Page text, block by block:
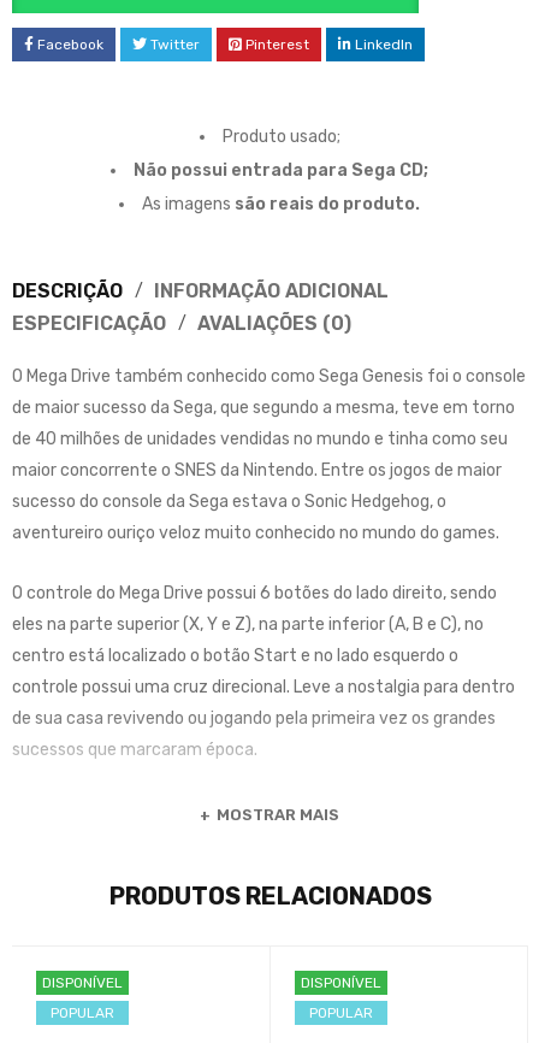
Facebook Twitter Pinterest LinkedIn
Produto usado;
Não possui entrada para Sega CD;
As imagens são reais do produto.
DESCRIÇÃO
INFORMAÇÃO ADICIONAL
ESPECIFICAÇÃO
AVALIAÇÕES (0)
O Mega Drive também conhecido como Sega Genesis foi o console
de maior sucesso da Sega, que segundo a mesma, teve em torno
de 40 milhões de unidades vendidas no mundo e tinha como seu
maior concorrente o SNES da Nintendo. Entre os jogos de maior
sucesso do console da Sega estava o Sonic Hedgehog, o
aventureiro ouriço veloz muito conhecido no mundo do games.
O controle do Mega Drive possui 6 botões do lado direito, sendo
eles na parte superior (X, Y e Z), na parte inferior (A, B e C), no
centro está localizado o botão Start e no lado esquerdo o
controle possui uma cruz direcional. Leve a nostalgia para dentro
de sua casa revivendo ou jogando pela primeira vez os grandes
sucessos que marcaram época.
MOSTRAR MAIS
PRODUTOS RELACIONADOS
DISPONÍVEL
POPULAR
DISPONÍVEL
POPULAR